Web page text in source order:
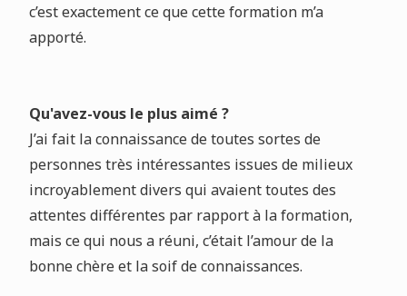
c’est exactement ce que cette formation m’a
apporté.
Qu'avez-vous le plus aimé ?
J’ai fait la connaissance de toutes sortes de
personnes très intéressantes issues de milieux
incroyablement divers qui avaient toutes des
attentes différentes par rapport à la formation,
mais ce qui nous a réuni, c’était l’amour de la
bonne chère et la soif de connaissances.